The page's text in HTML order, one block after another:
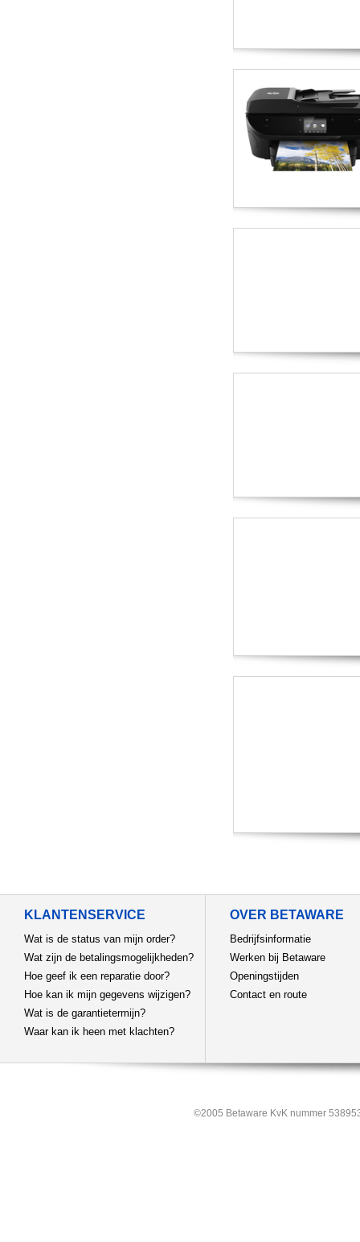
KLANTENSERVICE
Wat is de status van mijn order?
Wat zijn de betalingsmogelijkheden?
Hoe geef ik een reparatie door?
Hoe kan ik mijn gegevens wijzigen?
Wat is de garantietermijn?
Waar kan ik heen met klachten?
OVER BETAWARE
Bedrijfsinformatie
Werken bij Betaware
Openingstijden
Contact en route
©2005 Betaware KvK nummer